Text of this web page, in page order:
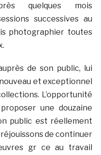
quelques mois
successives au
photographier toutes
de son public, lui
et exceptionnel
L’opportunité
une douzaine
public est réellement
de continuer
gr ce au travail